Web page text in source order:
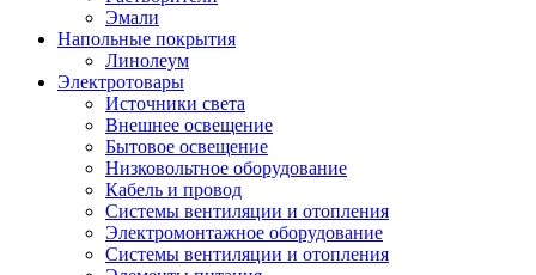
Эмали
Напольные покрытия
Линолеум
Электротовары
Источники света
Внешнее освещение
Бытовое освещение
Низковольтное оборудование
Кабель и провод
Системы вентиляции и отопления
Электромонтажное оборудование
Системы вентиляции и отопления